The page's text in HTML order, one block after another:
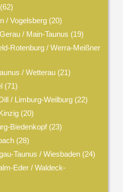
/ Vogelsberg(20)
/ Main-Taunus (19)
Rotenburg / Werra-Meißner
/ Wetterau(21)
(71)
/ Limburg-Weilburg(22)
(20)
Biedenkopf(23)
(28)
Taunus / Wiesbaden(24)
Eder / Waldeck-